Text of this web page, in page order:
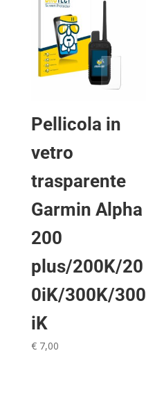
Pellicola in
vetro
trasparente
Garmin Alpha
200
plus/200K/20
0iK/300K/300
iK
€7,00